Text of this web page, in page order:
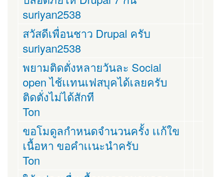
suriyan2538
สวัสดีเพื่อนชาว Drupal ครับ
suriyan2538
พยามติดตั่งหลายวันละ Social
open ไช้เเทนเฟสบุคได้เลยครับ
ติดตั่งไม่ได้สักที
Ton
ขอโมดูลกำหนดจำนวนครั้ง เเก้ใข
เนื้อหา ขอคำเเนะนำครับ
Ton